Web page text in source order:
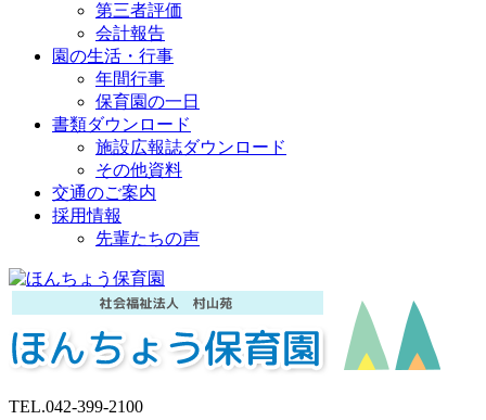
第三者評価
会計報告
園の生活・行事
年間行事
保育園の一日
書類ダウンロード
施設広報誌ダウンロード
その他資料
交通のご案内
採用情報
先輩たちの声
TEL.042-399-2100